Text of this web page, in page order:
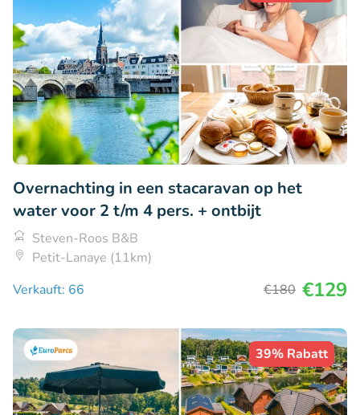
Overnachting in een stacaravan op het
water voor 2 t/m 4 pers. + ontbijt
Steven-Roos B&B
Petit-Lanaye (11km)
Verkauft: 66
€180 €129
39% Rabatt